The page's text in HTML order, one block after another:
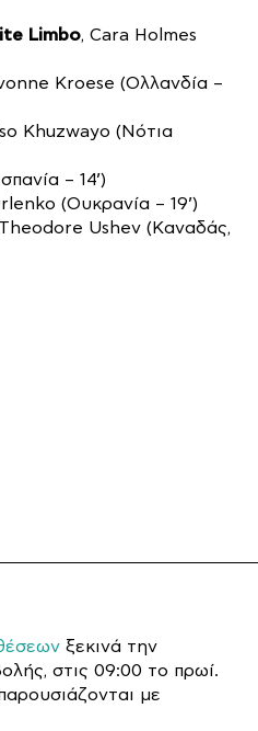
Limbo, Cara Holmes
Kroese (Oλλανδία –
Khuzwayo (Νότια
– 14’)
(Ουκρανία – 19’)
Ushev (Καναδάς,
ξεκινά την
στις 09:00 το πρωί.
με